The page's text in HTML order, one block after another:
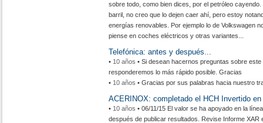
sobre todo, como bien dices, por el petróleo
barril, no creo que lo dejen caer ahí, pero estoy
energías renovables. Por ejemplo lo de Volkswagen
piense en coches eléctricos y otras variantes...
Telefónica: antes y después...
• 10 años • Si desean hacernos preguntas sobre
responderemos lo más rápido posible. Gracias
• 10 años • Gracias por sus palabras hacia nuestro
ACERINOX: completado el HCH Invertido
• 10 años • 06/11/15 El valor se ha apoyado en la
después de publicar resultados. Revise Informe XAR